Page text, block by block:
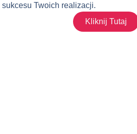
sukcesu Twoich realizacji.
Kliknij Tutaj